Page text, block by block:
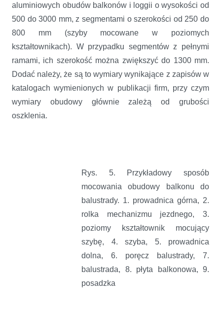
aluminiowych obudów balkonów i loggii o wysokości od
500 do 3000 mm, z segmentami o szerokości od 250 do
800 mm (szyby mocowane w poziomych
kształtownikach). W przypadku segmentów z pełnymi
ramami, ich szerokość można zwiększyć do 1300 mm.
Dodać należy, że są to wymiary wynikające z zapisów w
katalogach wymienionych w publikacji firm, przy czym
wymiary obudowy głównie zależą od grubości
oszklenia.
Rys. 5. Przykładowy sposób
mocowania obudowy balkonu do
balustrady. 1. prowadnica górna, 2.
rolka mechanizmu jezdnego, 3.
poziomy kształtownik mocujący
szybę, 4. szyba, 5. prowadnica
dolna, 6. poręcz balustrady, 7.
balustrada, 8. płyta balkonowa, 9.
posadzka